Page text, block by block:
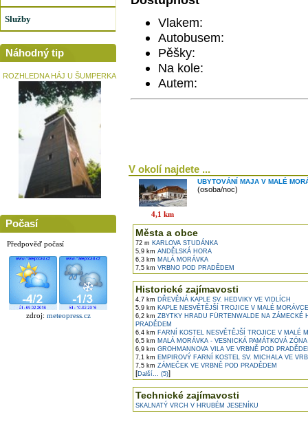
Služby
Náhodný tip
ROZHLEDNA HÁJ U ŠUMPERKA
Počasí
Předpověď počasí
zdroj: meteopress.cz
Vlakem:
Autobusem:
Pěšky:
Na kole:
Autem:
V okolí najdete ...
4,1 km
UBYTOVÁNÍ MAJA V MALÉ
(osoba/noc)
Města a obce
72 m KARLOVA STUDÁNKA
5,9 km ANDĚLSKÁ HORA
6,3 km MALÁ MORÁVKA
7,5 km VRBNO POD PRADĚDEM
Historické zajímavosti
4,7 km DŘEVĚNÁ KAPLE SV. HEDVIKY VE VIDLÍCH
5,9 km KAPLE NESVĚTĚJŠÍ TROJICE V MALÉ MORÁVCE
6,2 km ZBYTKY HRADU FÜRTENWALDE NA ZÁMECKÉ
PRADĚDEM
6,4 km FARNÍ KOSTEL NESVĚTĚJŠÍ TROJICE V MALÉ
6,5 km MALÁ MORÁVKA - VESNICKÁ PAMÁTKOVÁ ZÓNA
6,9 km GROHMANNOVA VILA VE VRBNĚ POD
7,1 km EMPIROVÝ FARNÍ KOSTEL SV. MICHALA VE
7,5 km ZÁMEČEK VE VRBNĚ POD PRADĚDEM
[Další... (5)]
Technické zajímavosti
SKALNATÝ VRCH V HRUBÉM JESENÍKU